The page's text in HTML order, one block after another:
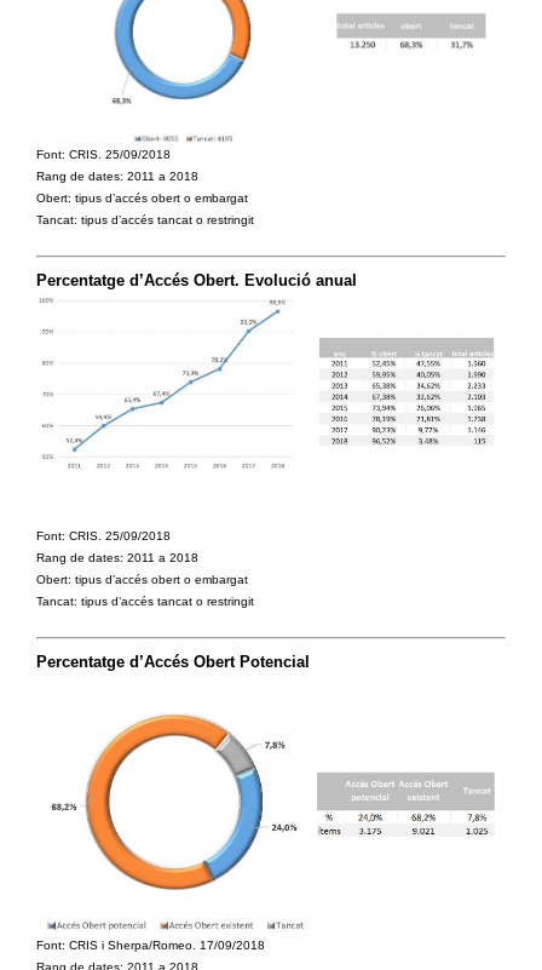
Font: CRIS. 25/09/2018
Rang de dates: 2011 a 2018
Obert: tipus d’accés obert o embargat
Tancat: tipus d’accés tancat o restringit
Percentatge d’Accés Obert. Evolució anual
Font: CRIS. 25/09/2018
Rang de dates: 2011 a 2018
Obert: tipus d’accés obert o embargat
Tancat: tipus d’accés tancat o restringit
Percentatge d’Accés Obert Potencial
Font: CRIS i Sherpa/Romeo. 17/09/2018
Rang de dates: 2011 a 2018